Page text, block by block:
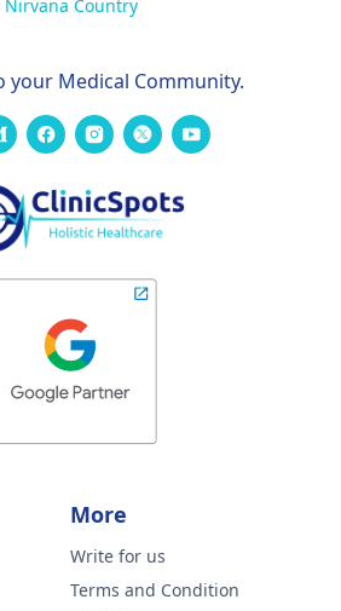
Nirvana Country
your Medical Community.
More
Write for us
Terms and Condition